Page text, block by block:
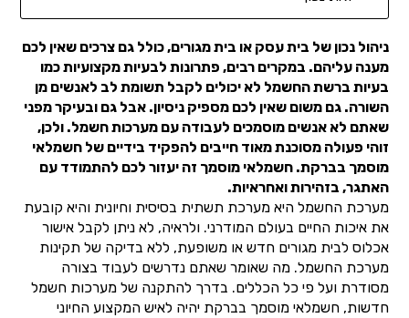
ניהול נכון של בית עסק או בית מגורים, כולל גם צרכים שאין לכם
מענה עליהם. במקרים רבים, פתרונות לבעיות מקצועיות כמו
בעיות ברשת החשמל לא יכולים לקבל תשומת לב לאנשים מן
השורה. גם משום שאין לכם מספיק ניסיון. אבל גם ובעיקר מפני
שאתם לא אנשים מוסמכים לעבודה עם מערכות חשמל. ולכן,
זוהי פעולה מסוכנת מאוד חייבים להפקיד בידיים של חשמלאי
מוסמך בברקת. חשמלאי מוסמך זה יעזור לכם להתמודד עם
האתגר, בזהירות ואחראיות.
מערכת החשמל היא מערכת תשתית בסיסית וחיונית והיא קובעת
את איכות החיים בעולם המודרני. ולראיה, לא ניתן לקבל אישור
אכלוס לבית מגורים חדש או משופעת, ללא בדיקה של תקינות
מערכת החשמל. מה שאומר שאתם נדרשים לעבוד בצורה
מסודרת ועל פי כל הכללים. בדרך להתקנה של מערכות חשמל
חדשות, חשמלאי מוסמך בברקת יהיה לאיש המקצוע החיוני